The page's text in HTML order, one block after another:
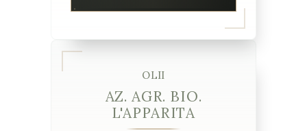
OLII
AZ. AGR. BIO.
L'APPARITA